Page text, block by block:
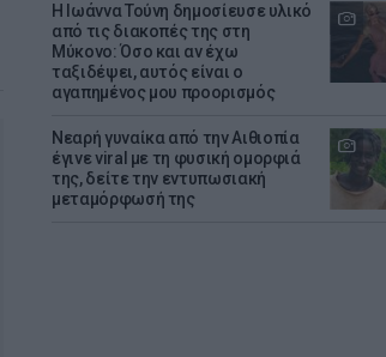
Η Ιωάννα Τούνη δημοσίευσε υλικό
από τις διακοπές της στη
Μύκονο: Όσο και αν έχω
ταξιδέψει, αυτός είναι ο
αγαπημένος μου προορισμός
Νεαρή γυναίκα από την Αιθιοπία
έγινε viral με τη φυσική ομορφιά
της, δείτε την εντυπωσιακή
μεταμόρφωσή της